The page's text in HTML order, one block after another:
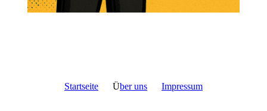
Startseite Über uns Impressum